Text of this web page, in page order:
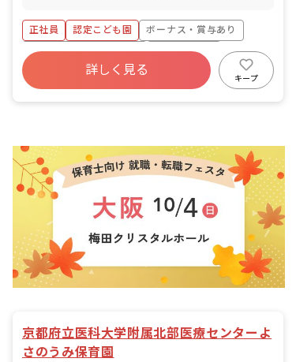
正社員
認定こども園
ボーナス・賞与あり
寮・住宅・家賃補助あり
社会保険完備
福利厚生充実
退職金制度
詳しく見る
キープ
京都府立医科大学附属北部医療センターよ
さのうみ保育園